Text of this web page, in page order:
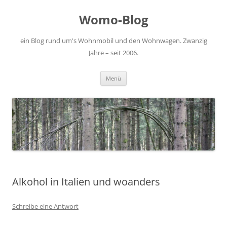
Womo-Blog
ein Blog rund um's Wohnmobil und den Wohnwagen. Zwanzig
Jahre – seit 2006.
Menü
Alkohol in Italien und woanders
Schreibe eine Antwort